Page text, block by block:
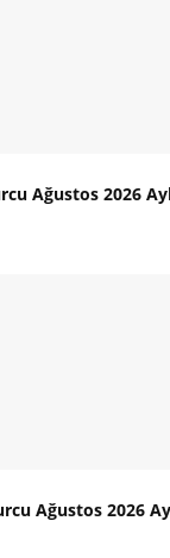
Ağustos 2026
Ağustos 2026